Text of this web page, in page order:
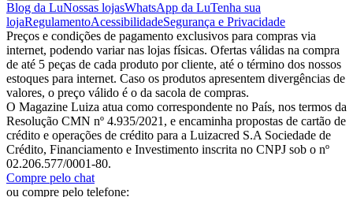
Blog da LuNossas lojasWhatsApp da LuTenha sua
lojaRegulamentoAcessibilidadeSegurança e Privacidade
Preços e condições de pagamento exclusivos para compras via
internet, podendo variar nas lojas físicas. Ofertas válidas na compra
de até 5 peças de cada produto por cliente, até o término dos nossos
estoques para internet. Caso os produtos apresentem divergências de
valores, o preço válido é o da sacola de compras.
O Magazine Luiza atua como correspondente no País, nos termos da
Resolução CMN nº 4.935/2021, e encaminha propostas de cartão de
crédito e operações de crédito para a Luizacred S.A Sociedade de
Crédito, Financiamento e Investimento inscrita no CNPJ sob o nº
02.206.577/0001-80.
Compre pelo chat
ou compre pelo telefone: